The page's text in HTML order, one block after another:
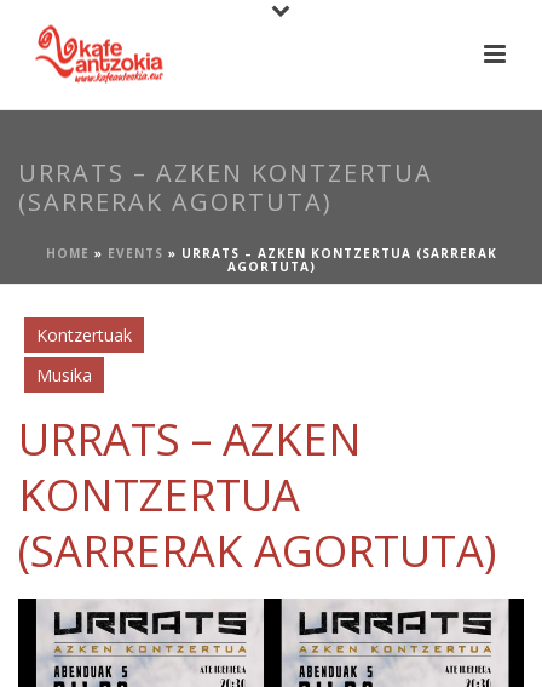
URRATS – AZKEN KONTZERTUA
(SARRERAK AGORTUTA)
HOME » EVENTS » URRATS – AZKEN KONTZERTUA (SARRERAK
AGORTUTA)
Kontzertuak
Musika
URRATS – AZKEN
KONTZERTUA
(SARRERAK AGORTUTA)